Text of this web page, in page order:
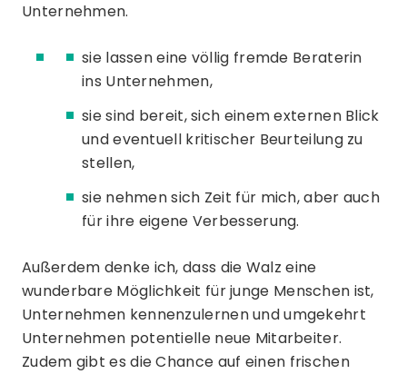
Unternehmen.
sie lassen eine völlig fremde Beraterin
ins Unternehmen,
sie sind bereit, sich einem externen Blick
und eventuell kritischer Beurteilung zu
stellen,
sie nehmen sich Zeit für mich, aber auch
für ihre eigene Verbesserung.
Außerdem denke ich, dass die Walz eine
wunderbare Möglichkeit für junge Menschen ist,
Unternehmen kennenzulernen und umgekehrt
Unternehmen potentielle neue Mitarbeiter.
Zudem gibt es die Chance auf einen frischen